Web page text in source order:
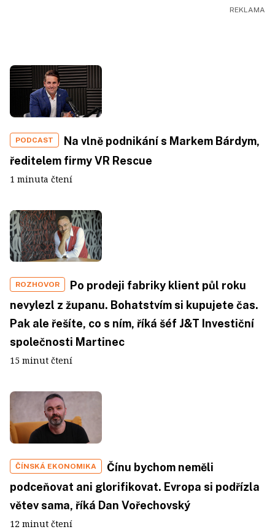
PODCAST
Na vlně podnikání s Markem Bárdym,
ředitelem firmy VR Rescue
1 minuta čtení
ROZHOVOR
Po prodeji fabriky klient půl roku
nevylezl z županu. Bohatstvím si kupujete čas.
Pak ale řešíte, co s ním, říká šéf J&T Investiční
společnosti Martinec
15 minut čtení
ČÍNSKÁ EKONOMIKA
Čínu bychom neměli
podceňovat ani glorifikovat. Evropa si podřízla
větev sama, říká Dan Vořechovský
12 minut čtení